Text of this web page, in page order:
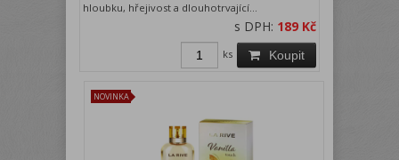
hloubku, hřejivost a dlouhotrvající...
s DPH: 189 Kč
Koupit
ks
NOVINKA